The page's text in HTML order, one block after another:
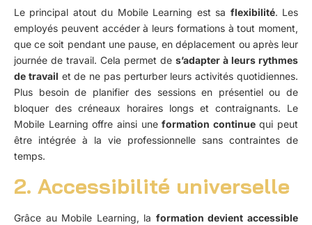
Le principal atout du Mobile Learning est sa flexibilité. Les
employés peuvent accéder à leurs formations à tout moment,
que ce soit pendant une pause, en déplacement ou après leur
journée de travail. Cela permet de s’adapter à leurs rythmes
de travail et de ne pas perturber leurs activités quotidiennes.
Plus besoin de planifier des sessions en présentiel ou de
bloquer des créneaux horaires longs et contraignants. Le
Mobile Learning offre ainsi uneformation continuequi peut
être intégrée à la vie professionnelle sans contraintes de
temps.
2. Accessibilité universelle
Grâce au Mobile Learning, la formation devient accessible